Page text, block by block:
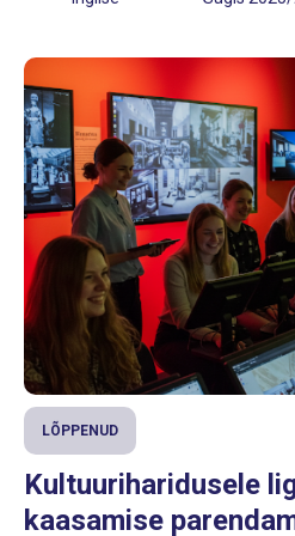
LÕPPENUD
Kultuuriharidusele
kaasamise